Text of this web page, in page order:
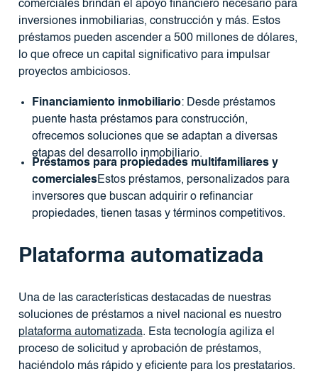
comerciales brindan el apoyo financiero necesario para
inversiones inmobiliarias, construcción y más. Estos
préstamos pueden ascender a 500 millones de dólares,
lo que ofrece un capital significativo para impulsar
proyectos ambiciosos.
Financiamiento inmobiliario: Desde préstamos
puente hasta préstamos para construcción,
ofrecemos soluciones que se adaptan a diversas
etapas del desarrollo inmobiliario.
Préstamos para propiedades multifamiliares y
comercialesEstos préstamos, personalizados para
inversores que buscan adquirir o refinanciar
propiedades, tienen tasas y términos competitivos.
Plataforma automatizada
Una de las características destacadas de nuestras
soluciones de préstamos a nivel nacional es nuestro
plataforma automatizada. Esta tecnología agiliza el
proceso de solicitud y aprobación de préstamos,
haciéndolo más rápido y eficiente para los prestatarios.